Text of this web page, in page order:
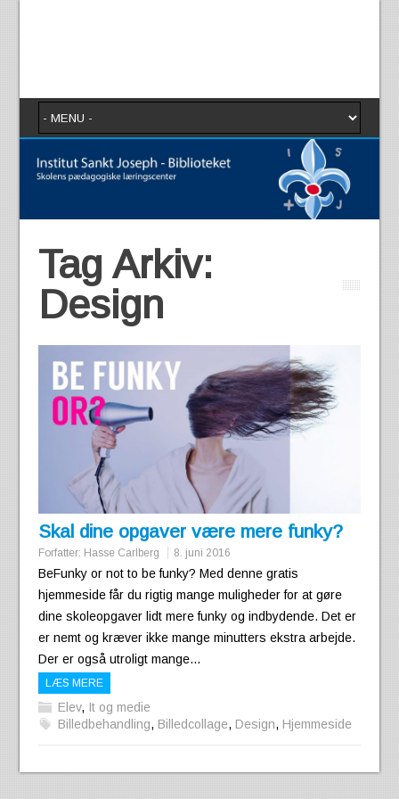
Tag Arkiv:
Design
Skal dine opgaver være mere funky?
Forfatter: Hasse Carlberg 8. juni 2016
BeFunky or not to be funky? Med denne gratis
hjemmeside får du rigtig mange muligheder for at gøre
dine skoleopgaver lidt mere funky og indbydende. Det er
er nemt og kræver ikke mange minutters ekstra arbejde.
Der er også utroligt mange…
LÆS MERE
Elev, It og medie
Billedbehandling, Billedcollage, Design, Hjemmeside